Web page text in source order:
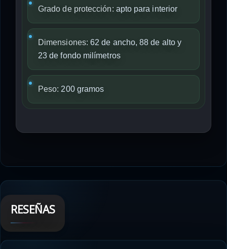
Grado de protección: apto para interior
Dimensiones: 62 de ancho, 88 de alto y
23 de fondo milímetros
Peso: 200 gramos
RESEÑAS